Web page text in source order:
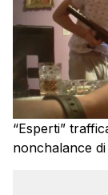
“Esperti”
nonchalance